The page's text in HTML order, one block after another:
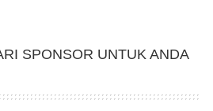
SPONSOR UNTUK ANDA